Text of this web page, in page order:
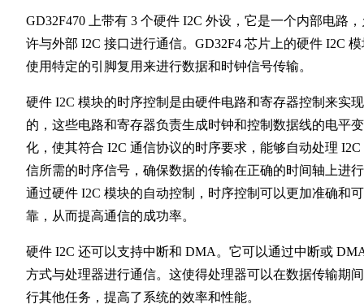
GD32F470 上带有 3 个硬件 I2C 外设，它是一个内部电路
许与外部 I2C 接口进行通信。GD32F4 芯片上的硬件 I2C
使用特定的引脚复用来进行数据和时钟信号传输。
硬件 I2C 模块的时序控制是由硬件电路和寄存器控制来实现
的，这些电路和寄存器负责生成时钟和控制数据线的电平变
化，使其符合 I2C 通信协议的时序要求，能够自动处理 I2C
信所需的时序信号，确保数据的传输在正确的时间轴上进
通过硬件 I2C 模块的自动控制，时序控制可以更加准确和可
靠，从而提高通信的成功率。
硬件 I2C 还可以支持中断和 DMA。它可以通过中断或
方式与处理器进行通信。这使得处理器可以在数据传输期
行其他任务，提高了系统的效率和性能。